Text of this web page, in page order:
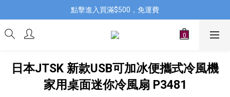
點擊進入買滿$500，免運費
日本JTSK 新款USB可加冰便攜式冷風機
家用桌面迷你冷風扇 P3481